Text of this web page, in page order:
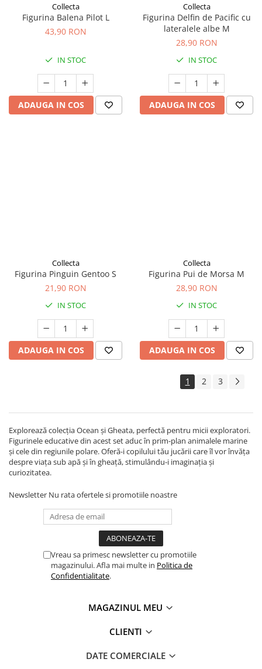
Collecta
Figurina Balena Pilot L
43,90 RON
IN STOC
ADAUGA IN COS
Collecta
Figurina Delfin de Pacific cu
lateralele albe M
28,90 RON
IN STOC
ADAUGA IN COS
Collecta
Figurina Pinguin Gentoo S
21,90 RON
IN STOC
ADAUGA IN COS
Collecta
Figurina Pui de Morsa M
28,90 RON
IN STOC
ADAUGA IN COS
1 2 3
Explorează colecția Ocean și Gheata, perfectă pentru micii exploratori.
Figurinele educative din acest set aduc în prim-plan animalele marine
și cele din regiunile polare. Oferă-i copilului tău jucării care îl vor învăța
despre viața sub apă și în gheață, stimulându-i imaginația și
curiozitatea.
Newsletter Nu rata ofertele si promotiile noastre
Vreau sa primesc newsletter cu promotiile
magazinului. Afla mai multe in Politica de
Confidentialitate.
MAGAZINUL MEU
CLIENTI
DATE COMERCIALE